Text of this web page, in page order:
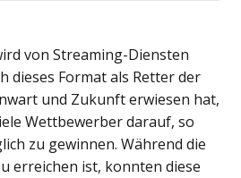
von Streaming-Diensten
dieses Format als Retter der
und Zukunft erwiesen hat,
Wettbewerber darauf, so
zu gewinnen. Während die
erreichen ist, konnten diese